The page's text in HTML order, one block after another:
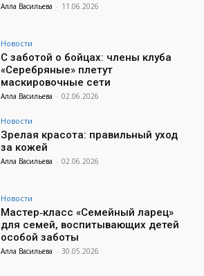
Алла Васильева - 11.06.2026
Новости
С заботой о бойцах: члены клуба
«Серебряные» плетут
маскировочные сети
Алла Васильева - 02.06.2026
Новости
Зрелая красота: правильный уход
за кожей
Алла Васильева - 02.06.2026
Новости
Мастер‑класс «Семейный ларец»
для семей, воспитывающих детей
особой заботы
Алла Васильева - 30.05.2026